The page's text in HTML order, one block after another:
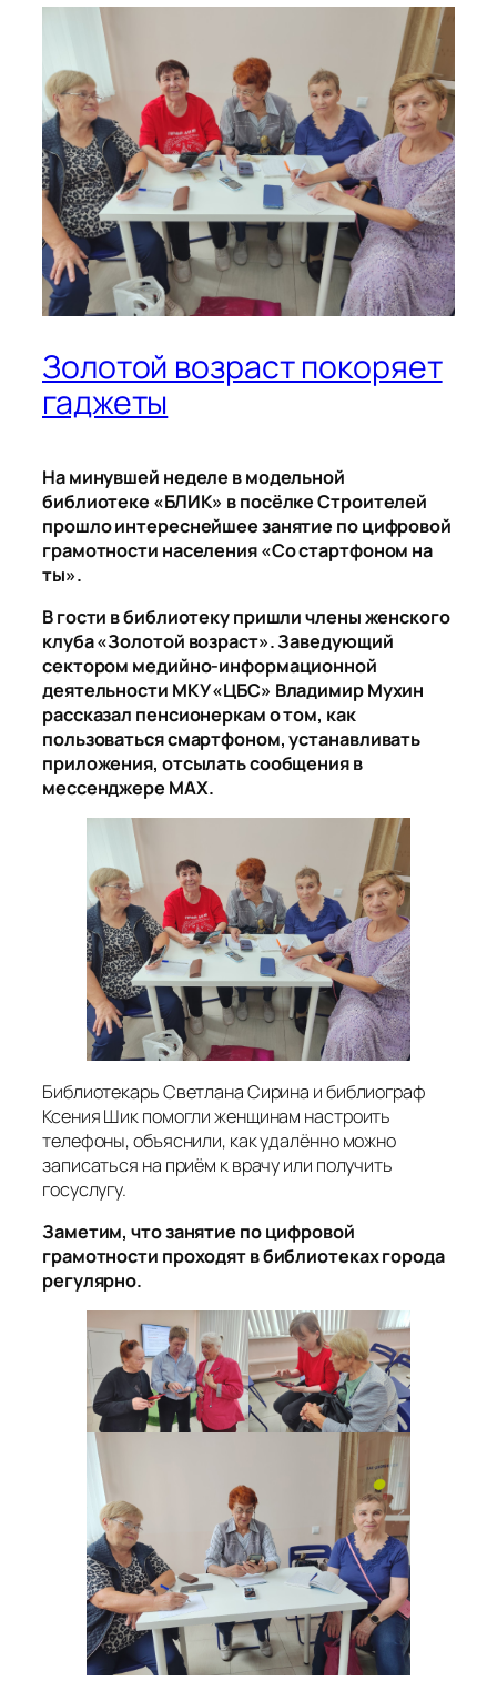
Золотой возраст покоряет
гаджеты
На минувшей неделе в модельной
библиотеке «БЛИК» в посёлке Строителей
прошло интереснейшее занятие по цифровой
грамотности населения «Со стартфоном на
ты».
В гости в библиотеку пришли члены женского
клуба «Золотой возраст». Заведующий
сектором медийно-информационной
деятельности МКУ «ЦБС» Владимир Мухин
рассказал пенсионеркам о том, как
пользоваться смартфоном, устанавливать
приложения, отсылать сообщения в
мессенджере МАХ.
Библиотекарь Светлана Сирина и библиограф
Ксения Шик помогли женщинам настроить
телефоны, объяснили, как удалённо можно
записаться на приём к врачу или получить
госуслугу.
Заметим, что занятие по цифровой
грамотности проходят в библиотеках города
регулярно.